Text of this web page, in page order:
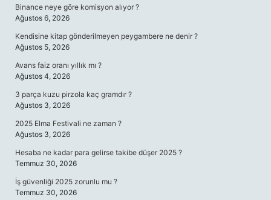
Binance neye göre komisyon alıyor ?
Ağustos 6, 2026
Kendisine kitap gönderilmeyen peygambere ne denir ?
Ağustos 5, 2026
Avans faiz oranı yıllık mı ?
Ağustos 4, 2026
3 parça kuzu pirzola kaç gramdır ?
Ağustos 3, 2026
2025 Elma Festivali ne zaman ?
Ağustos 3, 2026
Hesaba ne kadar para gelirse takibe düşer 2025 ?
Temmuz 30, 2026
İş güvenliği 2025 zorunlu mu ?
Temmuz 30, 2026